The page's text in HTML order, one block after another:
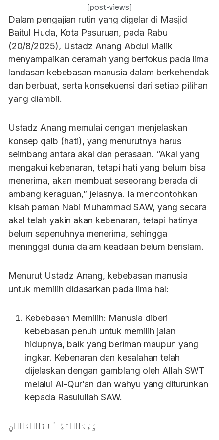
[post-views]
Dalam pengajian rutin yang digelar di Masjid
Baitul Huda, Kota Pasuruan, pada Rabu
(20/8/2025), Ustadz Anang Abdul Malik
menyampaikan ceramah yang berfokus pada lima
landasan kebebasan manusia dalam berkehendak
dan berbuat, serta konsekuensi dari setiap pilihan
yang diambil.
Ustadz Anang memulai dengan menjelaskan
konsep qalb (hati), yang menurutnya harus
seimbang antara akal dan perasaan. “Akal yang
mengakui kebenaran, tetapi hati yang belum bisa
menerima, akan membuat seseorang berada di
ambang keraguan,” jelasnya. Ia mencontohkan
kisah paman Nabi Muhammad SAW, yang secara
akal telah yakin akan kebenaran, tetapi hatinya
belum sepenuhnya menerima, sehingga
meninggal dunia dalam keadaan belum berislam.
Menurut Ustadz Anang, kebebasan manusia
untuk memilih didasarkan pada lima hal:
Kebebasan Memilih: Manusia diberi
kebebasan penuh untuk memilih jalan
hidupnya, baik yang beriman maupun yang
ingkar. Kebenaran dan kesalahan telah
dijelaskan dengan gamblang oleh Allah SWT
melalui Al-Qur’an dan wahyu yang diturunkan
kepada Rasulullah SAW.
وَهَدَيۡنَٰهُ ٱلنَّجۡدَيۡنِ